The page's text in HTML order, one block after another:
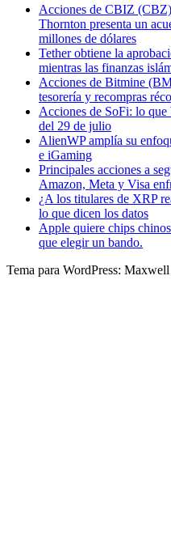
Acciones de CBIZ
Thornton presenta un
millones de dólares
Tether obtiene la
mientras las finanzas
Acciones de Bitmine
tesorería y recompras
Acciones de SoFi: lo que
del 29 de julio
AlienWP amplía su
e iGaming
Principales acciones a
Amazon, Meta y Visa
¿A los titulares de XRP
lo que dicen los datos
Apple quiere chips
que elegir un bando.
Tema para WordPress: